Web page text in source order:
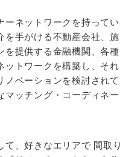
ーネットワークを持ってい
を手がける不動産会社、施
を提供する金融機関、各種
ットワークを構築し、それ
ノベーションを検討されて
マッチング・コーディネー
、好きなエリアで 間取り